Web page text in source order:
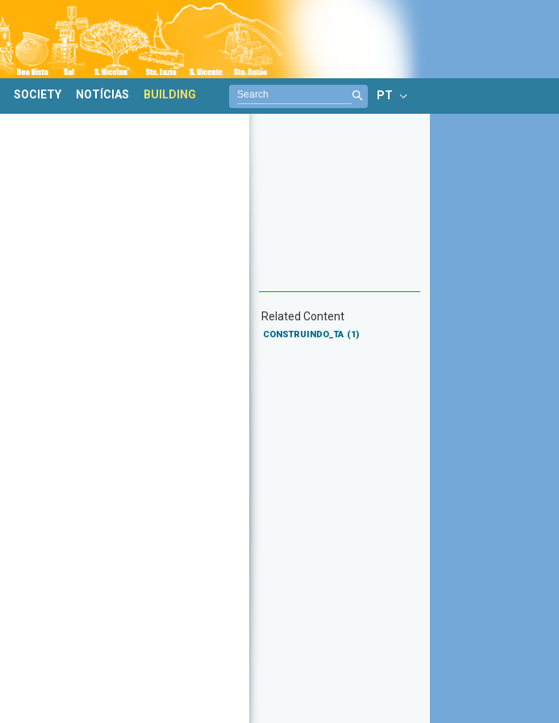
SOCIETY NOTÍCIAS BUILDING PT
Related Content
CONSTRUINDO_TA (1)